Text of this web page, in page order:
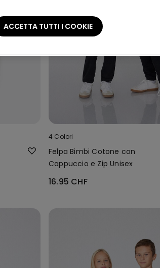
4 Colori
Felpa Bimbi Cotone con
Cappuccio e Zip Unisex
16.95 CHF
ACCETTA TUTTI I COOKIE